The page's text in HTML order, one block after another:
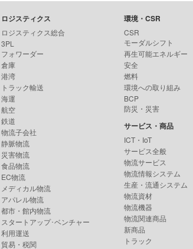
ロジスティクス
ロジスティクス総合
3PL
フォワーダー
倉庫
港湾
トラック輸送
海運
航空
鉄道
物流子会社
静脈物流
災害物流
食品物流
EC物流
メディカル物流
アパレル物流
都市・館内物流
スタートアップ･ベンチャー
利用運送
貿易・税関
環境・CSR
CSR
モーダルシフト
再生可能エネルギー
安全
燃料
環境への取り組み
BCP
防災・災害
サービス・商品
ICT・IoT
サービス全般
物流サービス
物流情報システム
生産・流通システム
物流資材
物流機器
物流関連商品
新商品
トラック